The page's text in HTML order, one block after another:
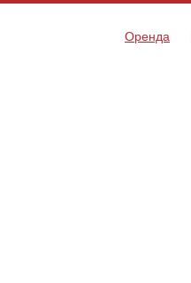
Оренда